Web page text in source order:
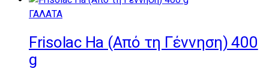
ΓΑΛΑΤΑ
Frisolac Ha (Από τη Γέννηση) 400
g